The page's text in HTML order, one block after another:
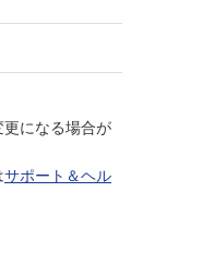
になる場合が
サポート＆ヘル